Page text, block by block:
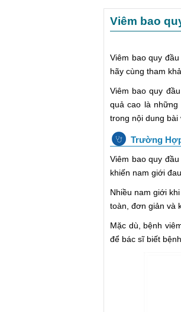
Viêm bao
Viêm bao quy
hãy cùng tham
Viêm bao quy
quả cao là
trong nội dung bài
Trường
Viêm bao quy
khiến nam giới
Nhiều nam giới
toàn, đơn giản và
Mặc dù, bệnh
để bác sĩ biết